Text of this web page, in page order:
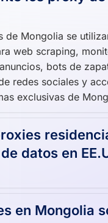
Mongolia se utilizan
web scraping,
bots de
redes sociales y
exclusivas de
datos en
en Mongolia